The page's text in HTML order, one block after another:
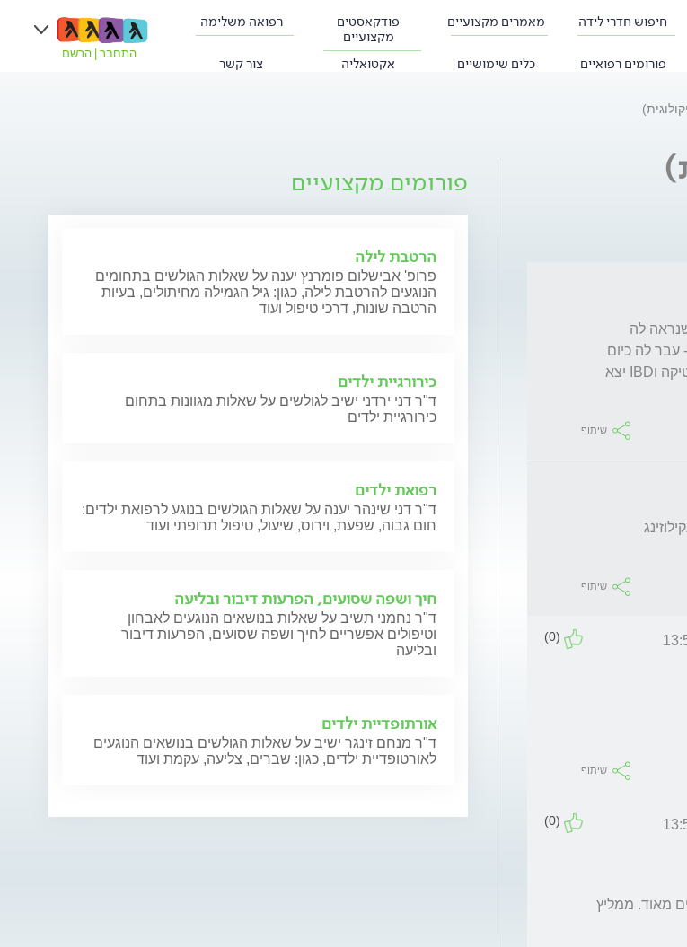
חיפוש חדרי לידה מאמרים מקצועיים
פודקאסטים
מקצועיים
רפואה משלימה
פורומים רפואיים כלים שימושיים אקטואליה צור קשר
התחבר הרשם
שיתוף
שיתוף
(0)
שיתוף
(0)
פורומים מקצועיים
הרטבת לילה
פרופ' אבישלום פומרנץ יענה על שאלות הגולשים בתחומים
הנוגעים להרטבת לילה, כגון: גיל הגמילה מחיתולים, בעיות
הרטבה שונות, דרכי טיפול ועוד
כירורגיית ילדים
ד"ר דני ירדני ישיב לגולשים על שאלות מגוונות בתחום
כירורגיית ילדים
רפואת ילדים
ד"ר דני שינהר יענה על שאלות הגולשים בנוגע לרפואת ילדים:
חום גבוה, שפעת, וירוס, שיעול, טיפול תרופתי ועוד
חיך ושפה שסועים, הפרעות דיבור ובליעה
ד"ר נחמני תשיב על שאלות בנושאים הנוגעים לאבחון
וטיפולים אפשריים לחיך ושפה שסועים, הפרעות דיבור
ובליעה
אורתופדיית ילדים
ד"ר מנחם זינגר ישיב על שאלות הגולשים בנושאים הנוגעים
לאורטופדיית ילדים, כגון: שברים, צליעה, עקמת ועוד